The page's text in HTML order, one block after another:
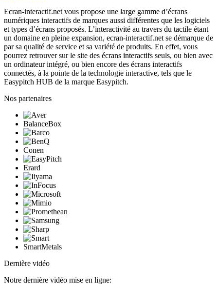
Ecran-interactif.net vous propose une large gamme d’écrans
numériques interactifs de marques aussi différentes que les logiciels
et types d’écrans proposés. L’interactivité au travers du tactile étant
un domaine en pleine expansion, ecran-interactif.net se démarque de
par sa qualité de service et sa variété de produits. En effet, vous
pourrez retrouver sur le site des écrans interactifs seuls, ou bien avec
un ordinateur intégré, ou bien encore des écrans interactifs
connectés, à la pointe de la technologie interactive, tels que le
Easypitch HUB de la marque Easypitch.
Nos partenaires
BalanceBox
Conen
Erard
SmartMetals
Dernière vidéo
Notre dernière vidéo mise en ligne: